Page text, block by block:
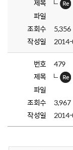
제목
파일
조회수
5,356
작성일
번호
479
제목
파일
조회수
3,967
작성일